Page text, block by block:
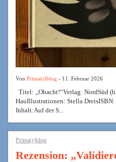
Von Prima(r)blog - 11. Februar 2026
Titel: „Obacht!“Verlag: NordSüd
HauIllustrationen: Stella
Inhalt:Auf der S...
Prima(r)blog
Rezension: